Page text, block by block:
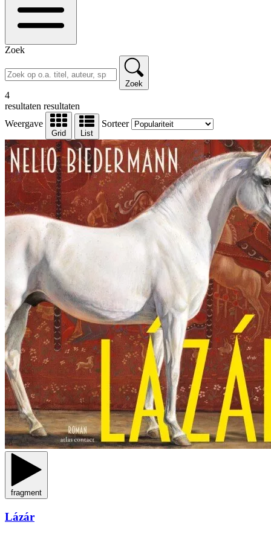
Zoek
Zoek
4
resultaten resultaten
Weergave
Grid List
Sorteer
fragment
Lázár